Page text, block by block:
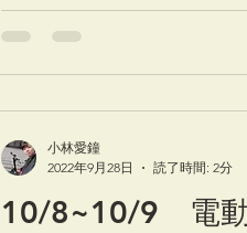
10/8~10/9 電動
小林愛鐘
2022年9月28日
読了時間: 2分